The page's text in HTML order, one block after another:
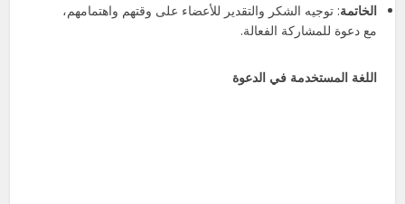
الخاتمة: توجيه الشكر والتقدير للأعضاء على وقتهم واهتمامهم،
مع دعوة للمشاركة الفعالة.
اللغة المستخدمة في الدعوة